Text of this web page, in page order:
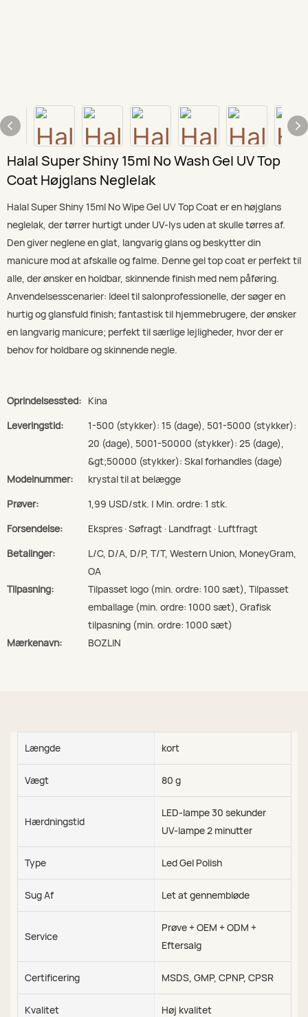
Halal Super Shiny 15ml No Wash Gel UV Top
Coat Højglans Neglelak
Halal Super Shiny 15ml No Wipe Gel UV Top Coat er en højglans
neglelak, der tørrer hurtigt under UV-lys uden at skulle tørres af.
Den giver neglene en glat, langvarig glans og beskytter din
manicure mod at afskalle og falme. Denne gel top coat er perfekt til
alle, der ønsker en holdbar, skinnende finish med nem påføring.
Anvendelsesscenarier: Ideel til salonprofessionelle, der søger en
hurtig og glansfuld finish; fantastisk til hjemmebrugere, der ønsker
en langvarig manicure; perfekt til særlige lejligheder, hvor der er
behov for holdbare og skinnende negle.
Oprindelsessted: Kina
Leveringstid:
1-500 (stykker): 15 (dage), 501-5000 (stykker):
20 (dage), 5001-50000 (stykker): 25 (dage),
&gt;50000 (stykker): Skal forhandles (dage)
Modelnummer:
krystal til at belægge
Prøver:
1,99 USD/stk. | Min. ordre: 1 stk.
Forsendelse:
Ekspres · Søfragt · Landfragt · Luftfragt
Betalinger:
L/C, D/A, D/P, T/T, Western Union, MoneyGram,
OA
Tilpasning:
Tilpasset logo (min. ordre: 100 sæt), Tilpasset
emballage (min. ordre: 1000 sæt), Grafisk
tilpasning (min. ordre: 1000 sæt)
Mærkenavn:
BOZLIN
Længde kort
Vægt 80 g
Hærdningstid
LED-lampe 30 sekunder
UV-lampe 2 minutter
Type Led Gel Polish
Sug Af Let at gennembløde
Service
Prøve + OEM + ODM +
Eftersalg
Certificering MSDS, GMP, CPNP, CPSR
Kvalitet Høj kvalitet